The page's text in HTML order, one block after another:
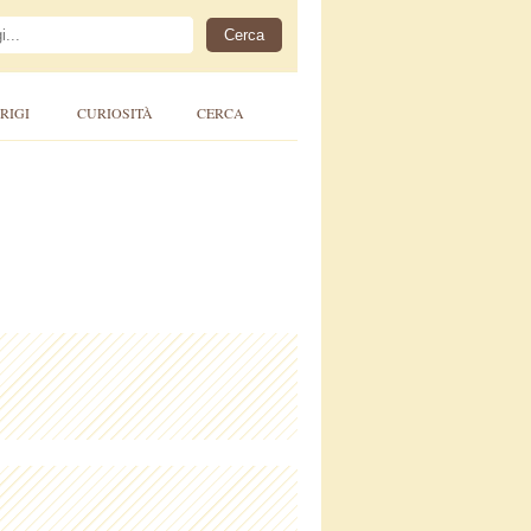
CURIOSITÀ CERCA